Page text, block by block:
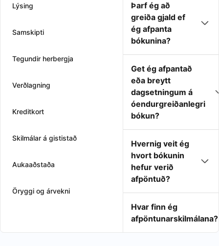
Lýsing
Samskipti
Tegundir herbergja
Verðlagning
Kreditkort
Skilmálar á gististað
Aukaaðstaða
Öryggi og árvekni
Þarf ég að
greiða gjald ef
ég afpanta
bókunina?
Get ég afpantað
eða breytt
dagsetningum á
óendurgreiðanlegri
bókun?
Hvernig veit ég
hvort bókunin
hefur verið
afpöntuð?
Hvar finn ég
afpöntunarskilmálana?